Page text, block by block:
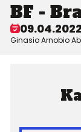
BF -
09.04.2022
Ginasio Arnobio